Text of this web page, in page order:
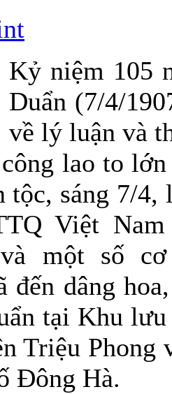
Kỷ niệm 105
Duẩn (7/4/
về lý luận và
lao to
tộc, sáng 7/
Việt
một số
đến dâng
tại Khu
Triệu
Đông Hà.